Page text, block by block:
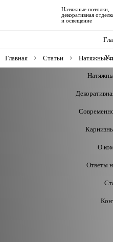
Натяжные потолки,
декоративная
и освещение
О
Ответы
Главная Статьи
Натяжные